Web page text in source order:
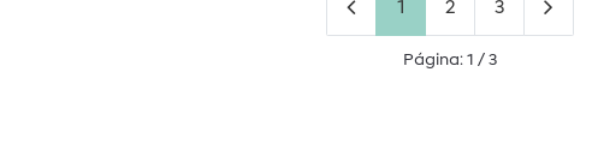
1 2 3
Página: 1 / 3